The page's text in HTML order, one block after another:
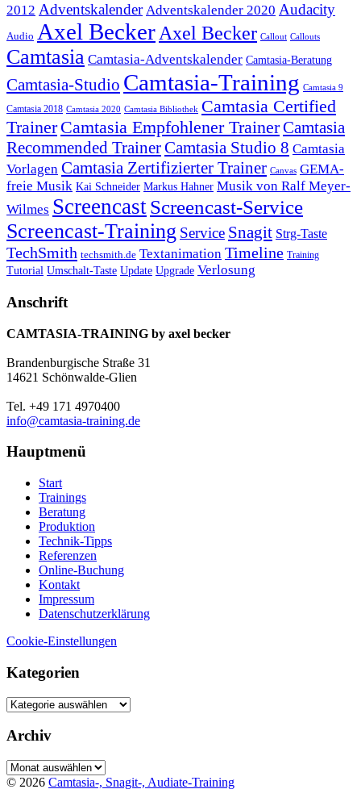
2012 Adventskalender Adventskalender 2020 Audacity
Audio Axel BeckerAxel Becker Callout Callouts
Camtasia Camtasia-Adventskalender Camtasia-Beratung
Camtasia-Studio Camtasia-Training Camtasia 9
Camtasia 2018 Camtasia 2020 Camtasia Bibliothek Camtasia Certified
Trainer Camtasia Empfohlener TrainerCamtasia
Recommended TrainerCamtasia Studio 8 Camtasia
Vorlagen Camtasia Zertifizierter Trainer Canvas GEMA-
freie Musik Kai Schneider Markus Hahner Musik von Ralf Meyer-
Wilmes ScreencastScreencast-Service
Screencast-Training Service Snagit Strg-Taste
TechSmith techsmith.de Textanimation Timeline Training
Tutorial Umschalt-Taste Update Upgrade Verlosung
Anschrift
CAMTASIA-TRAINING by axel becker
Brandenburgische Straße 31
14621 Schönwalde-Glien
Tel. +49 171 4970400
info@camtasia-training.de
Hauptmenü
Start
Trainings
Beratung
Produktion
Technik-Tipps
Referenzen
Online-Buchung
Kontakt
Impressum
Datenschutzerklärung
Cookie-Einstellungen
Kategorien
Kategorien
Archiv
Archiv
© 2026 Camtasia-, Snagit-, Audiate-Training